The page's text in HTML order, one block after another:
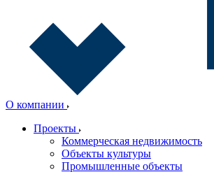
О компании
Проекты
Коммерческая недвижимость
Объекты культуры
Промышленные объекты